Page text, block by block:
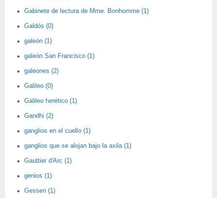
Gabinete de lectura de Mme. Bonhomme (1)
Galdós (0)
galeón (1)
galeón San Francisco (1)
galeones (2)
Galileo (0)
Galileo herético (1)
Gandhi (2)
ganglios en el cuello (1)
ganglios que se alojan bajo la axila (1)
Gauttier d'Arc (1)
genios (1)
Gessen (1)